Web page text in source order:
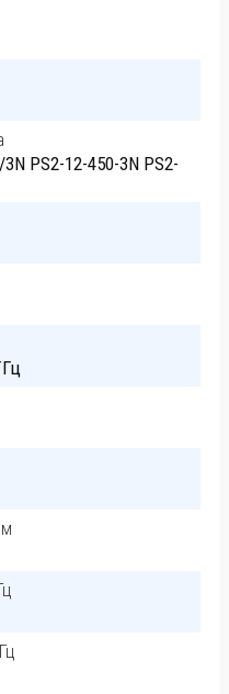
PS2-12-450-3N PS2-